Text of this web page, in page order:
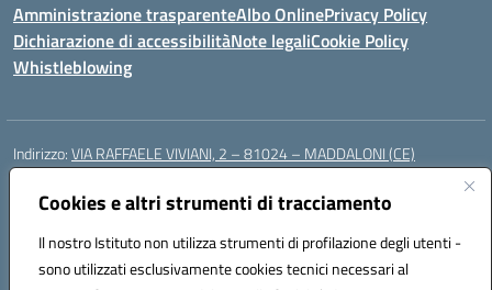
Cookies e altri strumenti di tracciamento
Il nostro Istituto non utilizza strumenti di profilazione degli utenti -
sono utilizzati esclusivamente cookies tecnici necessari al
Amministrazione trasparenteAlbo OnlinePrivacy Policy
Dichiarazione di accessibilitàNote legaliCookie Policy
Whistleblowing
Indirizzo:VIA RAFFAELE VIVIANI, 2 – 81024 – MADDALONI (CE)
Centralino:
Posta elettronica certificata (PEC):ceic8av00r@pec.istruzione.it
Codice fiscale: 93086020612
Codice meccanografico:CEIC8AV00R